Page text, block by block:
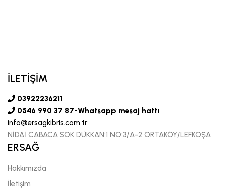
İLETİŞİM
03922236211
0546 990 37 87-Whatsapp mesaj hattı
info@ersagkibris.com.tr
NİDAİ CABACA SOK DÜKKAN:1 NO:3/A-2 ORTAKÖY/LEFKOŞA
ERSAĞ
Hakkımızda
İletişim